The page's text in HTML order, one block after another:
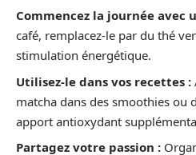
Commencez la journée avec
café, remplacez-le par du thé
stimulation énergétique.
Utilisez-le dans vos recettes :
matcha dans des smoothies ou
apport antioxydant
Partagez votre passion :